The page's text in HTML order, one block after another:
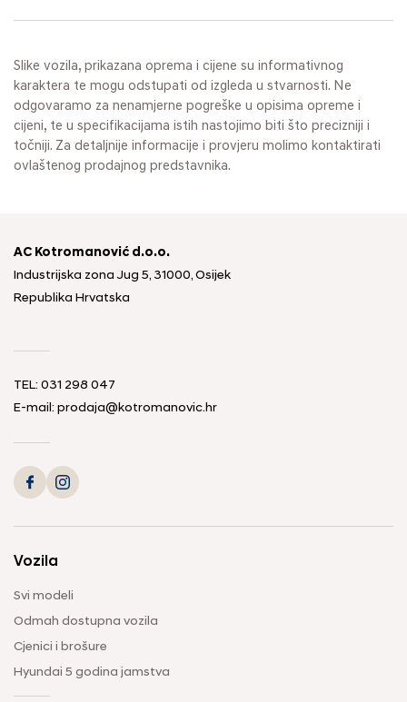
Slike vozila, prikazana oprema i cijene su informativnog
karaktera te mogu odstupati od izgleda u stvarnosti. Ne
odgovaramo za nenamjerne pogreške u opisima opreme i
cijeni, te u specifikacijama istih nastojimo biti što precizniji i
točniji. Za detaljnije informacije i provjeru molimo kontaktirati
ovlaštenog prodajnog predstavnika.
AC Kotromanović d.o.o.
Industrijska zona Jug 5, 31000, Osijek
Republika Hrvatska
TEL: 031 298 047
E-mail: prodaja@kotromanovic.hr
Vozila
Svi modeli
Odmah dostupna vozila
Cjenici i brošure
Hyundai 5 godina jamstva